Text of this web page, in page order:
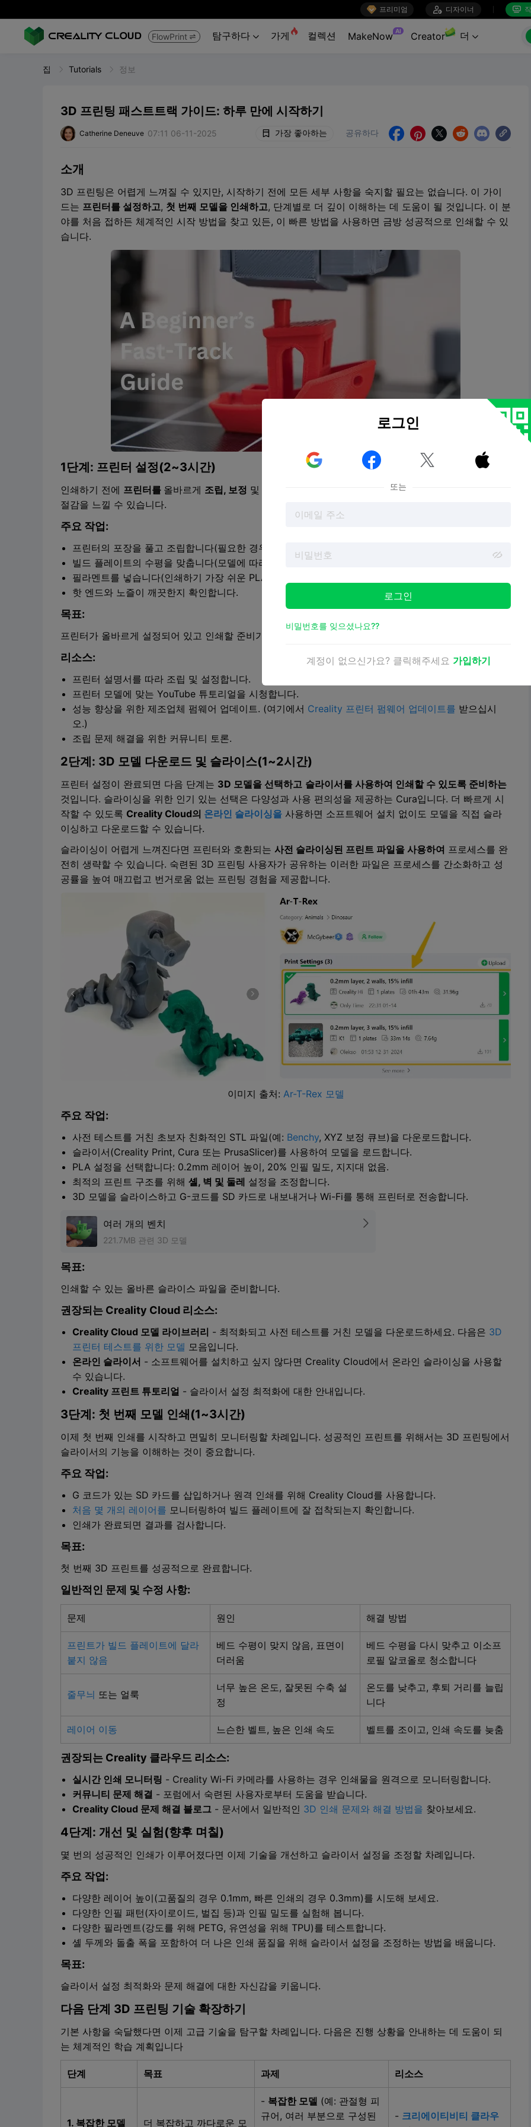
 프리미엄  디자이너 
FlowPrint  탐구하다  가게  컬렉션 MakeNow AI Creator 더 
집 Tutorials 정보
3D 프린팅 패스트트랙 가이드: 하루 만에 시작하기
Catherine Deneuve 07:11 06-11-2025 가장 좋아하는 공유하다     
소개
3D 프린팅은 어렵게 느껴질 수 있지만, 시작하기 전에 모든 세부 사항을 숙지할 필요는 없습니다. 이 가이
드는 프린터를 설정하고, 첫 번째 모델을 인쇄하고, 단계별로 더 깊이 이해하는 데 도움이 될 것입니다. 이 분
야를 처음 접하든 체계적인 시작 방법을 찾고 있든, 이 빠른 방법을 사용하면 금방 성공적으로 인쇄할 수 있
습니다.
1단계: 프린터 설정(2~3시간)
인쇄하기 전에 프린터를 올바르게 조립, 보정 및
합니다. 이 단계를 건너뛰면 인쇄에 실패하고 좌
절감을 느낄 수 있습니다.
주요 작업:
프린터의 포장을 풀고 조립합니다(필요한 경우).
빌드 플레이트의 수평을 맞춥니다(모델에 따라 수동 또는 자동 수평 조정).
필라멘트를 넣습니다(인쇄하기 가장 쉬운 PLA부터 시작).
핫 엔드와 노즐이 깨끗한지 확인합니다.
목표:
프린터가 올바르게 설정되어 있고 인쇄할 준비가 되었는지 확인합니다.
리소스:
프린터 설명서를 따라 조립 및 설정합니다.
프린터 모델에 맞는 YouTube 튜토리얼을 시청합니다.
성능 향상을 위한 제조업체 펌웨어 업데이트. (여기에서 Creality 프린터 펌웨어 업데이트를 받으십시
오.)
조립 문제 해결을 위한 커뮤니티 토론.
2단계: 3D 모델 다운로드 및 슬라이스(1~2시간)
프린터 설정이 완료되면 다음 단계는 3D 모델을 선택하고 슬라이서를 사용하여 인쇄할 수 있도록 준비하는
것입니다. 슬라이싱을 위한 인기 있는 선택은 다양성과 사용 편의성을 제공하는 Cura입니다. 더 빠르게 시
작할 수 있도록 Creality Cloud의 온라인 슬라이싱을 사용하면 소프트웨어 설치 없이도 모델을 직접 슬라
이싱하고 다운로드할 수 있습니다.
슬라이싱이 어렵게 느껴진다면 프린터와 호환되는 사전 슬라이싱된 프린트 파일을 사용하여 프로세스를 완
전히 생략할 수 있습니다. 숙련된 3D 프린팅 사용자가 공유하는 이러한 파일은 프로세스를 간소화하고 성
공률을 높여 매끄럽고 번거로움 없는 프린팅 경험을 제공합니다.
이미지 출처: Ar-T-Rex 모델
주요 작업:
사전 테스트를 거친 초보자 친화적인 STL 파일(예: Benchy, XYZ 보정 큐브)을 다운로드합니다.
슬라이서(Creality Print, Cura 또는 PrusaSlicer)를 사용하여 모델을 로드합니다.
PLA 설정을 선택합니다: 0.2mm 레이어 높이, 20% 인필 밀도, 지지대 없음.
최적의 프린트 구조를 위해 셸, 벽 및 둘레 설정을 조정합니다.
3D 모델을 슬라이스하고 G-코드를 SD 카드로 내보내거나 Wi-Fi를 통해 프린터로 전송합니다.
여러 개의 벤치
221.7MB 관련 3D 모델
목표:
인쇄할 수 있는 올바른 슬라이스 파일을 준비합니다.
권장되는 Creality Cloud 리소스:
Creality Cloud 모델 라이브러리 - 최적화되고 사전 테스트를 거친 모델을 다운로드하세요. 다음은 3D
프린터 테스트를 위한 모델 모음입니다.
온라인 슬라이서 - 소프트웨어를 설치하고 싶지 않다면 Creality Cloud에서 온라인 슬라이싱을 사용할
수 있습니다.
Creality 프린트 튜토리얼 - 슬라이서 설정 최적화에 대한 안내입니다.
3단계: 첫 번째 모델 인쇄(1~3시간)
이제 첫 번째 인쇄를 시작하고 면밀히 모니터링할 차례입니다. 성공적인 프린트를 위해서는 3D 프린팅에서
슬라이서의 기능을 이해하는 것이 중요합니다.
주요 작업:
G 코드가 있는 SD 카드를 삽입하거나 원격 인쇄를 위해 Creality Cloud를 사용합니다.
처음 몇 개의 레이어를 모니터링하여 빌드 플레이트에 잘 접착되는지 확인합니다.
인쇄가 완료되면 결과를 검사합니다.
목표:
첫 번째 3D 프린트를 성공적으로 완료합니다.
일반적인 문제 및 수정 사항:
문제 원인 해결 방법
프린트가 빌드 플레이트에 달라
붙지 않음
베드 수평이 맞지 않음, 표면이
더러움
베드 수평을 다시 맞추고 이소프
로필 알코올로 청소합니다
줄무늬 또는 얼룩
너무 높은 온도, 잘못된 수축 설
정
온도를 낮추고, 후퇴 거리를 늘립
니다
레이어 이동 느슨한 벨트, 높은 인쇄 속도 벨트를 조이고, 인쇄 속도를 늦춤
권장되는 Creality 클라우드 리소스:
실시간 인쇄 모니터링 - Creality Wi-Fi 카메라를 사용하는 경우 인쇄물을 원격으로 모니터링합니다.
커뮤니티 문제 해결 - 포럼에서 숙련된 사용자로부터 도움을 받습니다.
Creality Cloud 문제 해결 블로그 - 문서에서 일반적인 3D 인쇄 문제와 해결 방법을 찾아보세요.
4단계: 개선 및 실험(향후 며칠)
몇 번의 성공적인 인쇄가 이루어졌다면 이제 기술을 개선하고 슬라이서 설정을 조정할 차례입니다.
주요 작업:
다양한 레이어 높이(고품질의 경우 0.1mm, 빠른 인쇄의 경우 0.3mm)를 시도해 보세요.
다양한 인필 패턴(자이로이드, 벌집 등)과 인필 밀도를 실험해 봅니다.
다양한 필라멘트(강도를 위해 PETG, 유연성을 위해 TPU)를 테스트합니다.
셸 두께와 돌출 폭을 포함하여 더 나은 인쇄 품질을 위해 슬라이서 설정을 조정하는 방법을 배웁니다.
목표:
슬라이서 설정 최적화와 문제 해결에 대한 자신감을 키웁니다.
다음 단계 3D 프린팅 기술 확장하기
기본 사항을 숙달했다면 이제 고급 기술을 탐구할 차례입니다. 다음은 진행 상황을 안내하는 데 도움이 되
는 체계적인 학습 계획입니다
단계 목표 과제 리소스
1. 복잡한 모델 더 복잡하고 까다로운 모
- 복잡한 모델 (예: 관절형 피
규어, 여러 부분으로 구성된
- 크리에이티비티 클라우
로그인
  
또는
로그인
비밀번호를 잊으셨나요??
계정이 없으신가요? 클릭해주세요 가입하기